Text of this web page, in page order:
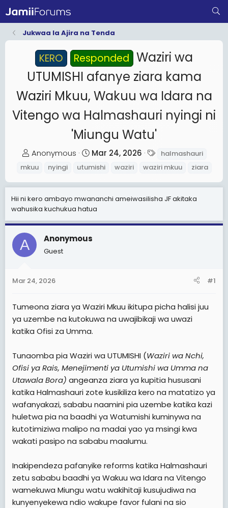
Jukwaa la Ajira na Tenda
KERO Responded Waziri wa
UTUMISHI afanye ziara kama
Waziri Mkuu, Wakuu wa Idara na
Vitengo wa Halmashauri nyingi ni
'Miungu Watu'
T
h
e
a
d
s
t
a
e
Anonymous
S
t
r
t
d
a
t
Mar 24, 2026
a
s
halmashauri
mkuu
nyingi utumishi waziri waziri mkuu ziara
Hii ni kero ambayo mwananchi ameiwasilisha JF akitaka
wahusika kuchukua hatua
A Anonymous
Guest
Mar 24, 2026 #1
Tumeona ziara ya Waziri Mkuu ikitupa picha halisi juu
ya uzembe na kutokuwa na uwajibikaji wa uwazi
katika Ofisi za Umma.
Tunaomba pia Waziri wa UTUMISHI (Waziri wa Nchi,
Ofisi ya Rais, Menejimenti ya Utumishi wa Umma na
Utawala Bora) angeanza ziara ya kupitia hususani
katika Halmashauri zote kusikiliza kero na matatizo ya
wafanyakazi, sababu naamini pia uzembe katika kazi
huletwa pia na baadhi ya Watumishi kuminywa na
kutotimiziwa malipo na madai yao ya msingi kwa
wakati pasipo na sababu maalumu.
Inakipendeza pafanyike reforms katika Halmashauri
zetu sababu baadhi ya Wakuu wa Idara na Vitengo
wamekuwa Miungu watu wakihitaji kusujudiwa na
kunyenyekewa ndio wakupe favor fulani na sio